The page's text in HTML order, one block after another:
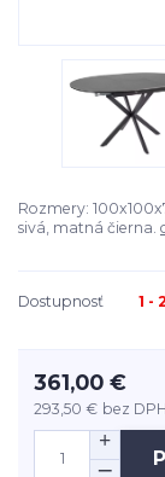
Rozmery:
sivá, matná čierna.
Dostupnosť 1 -
361,00 €
293,50 € bez DPH